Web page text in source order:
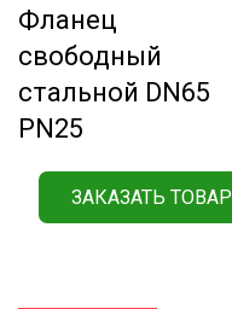
Фланец
свободный
стальной DN65
РN25
ЗАКАЗАТЬ ТОВАР